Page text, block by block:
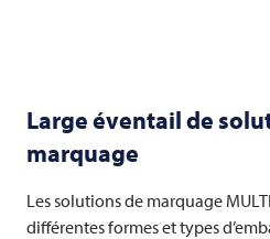
Large éventail de
marquage
Les solutions de marquage
différentes formes et types